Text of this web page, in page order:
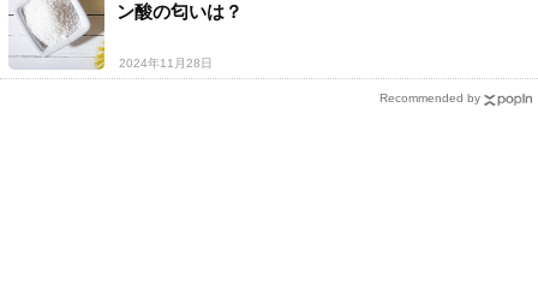
ン酸の匂いは？
2024年11月28日
Recommended by